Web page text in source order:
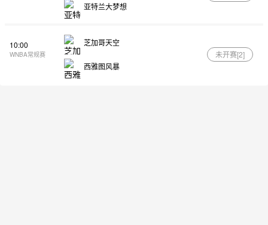
亚特兰大梦想
10:00
WNBA常规赛
芝加哥天空
西雅图风暴
未开赛[2]